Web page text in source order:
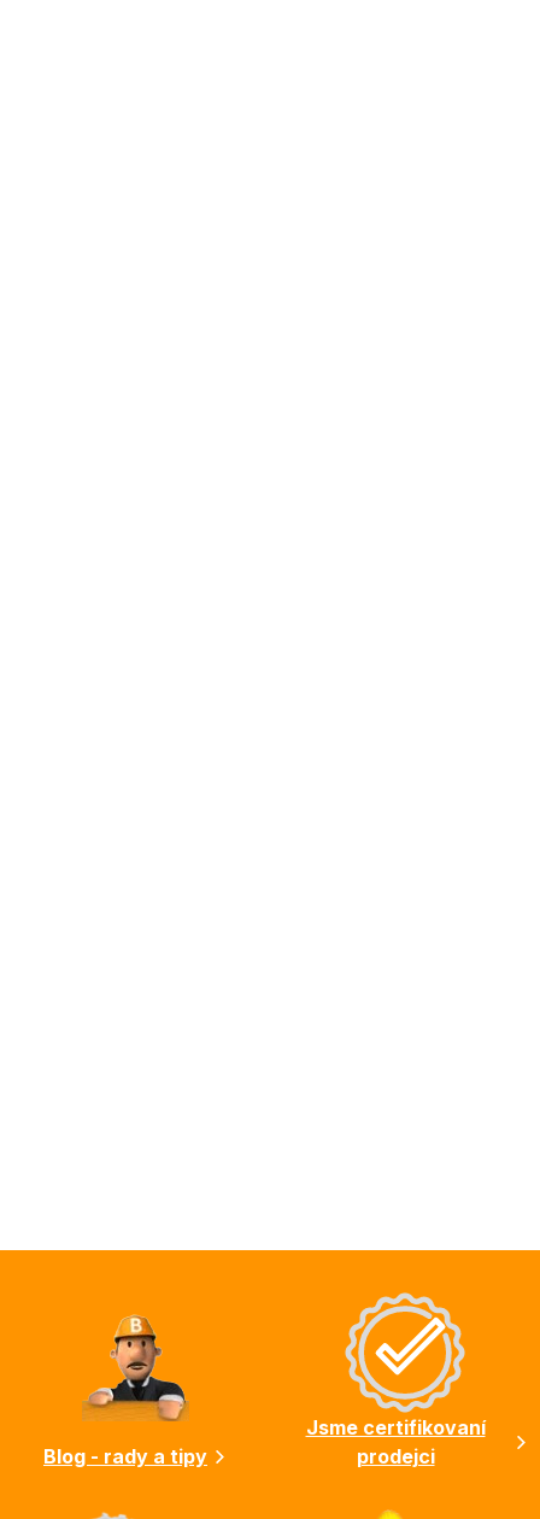
Blog - rady a tipy
Jsme certifikovaní
prodejci